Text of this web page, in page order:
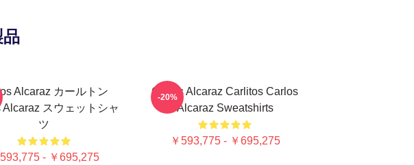
Alcaraz カールトン
Alcaraz スウェットシャ
ツ
593,775 - ￥695,275
Carlos Alcaraz Carlitos Carlos
Alcaraz Sweatshirts
￥593,775 - ￥695,275
-20%